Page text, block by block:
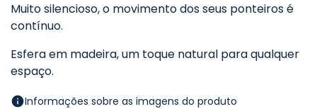
Muito silencioso, o movimento dos seus ponteiros é
contínuo.
Esfera em madeira, um toque natural para qualquer
espaço.
Informações sobre as imagens do produto